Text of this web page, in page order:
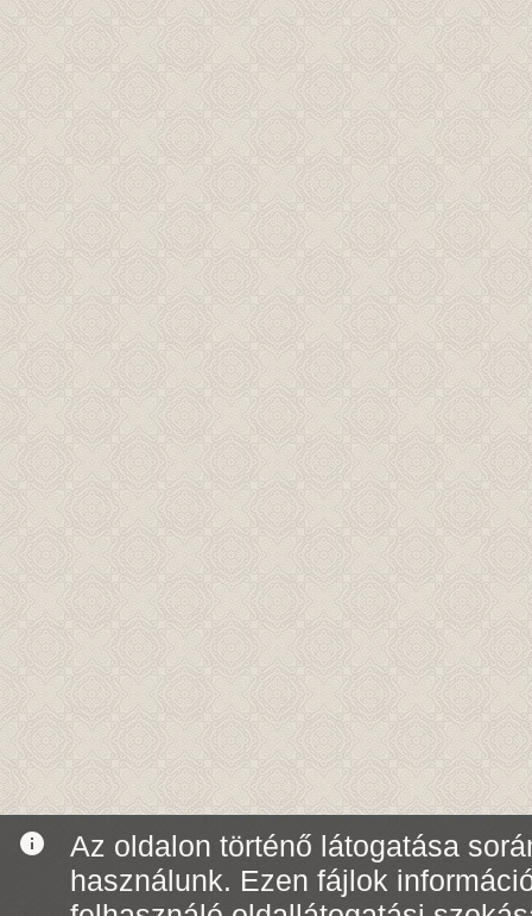
info
Az oldalon történő látogatása
használunk. Ezen fájlok